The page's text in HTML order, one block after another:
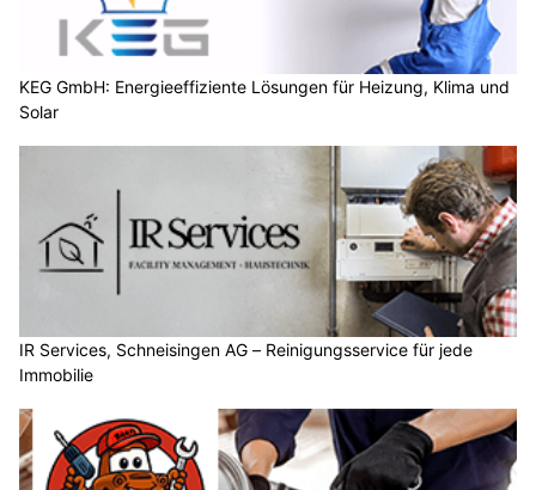
KEG GmbH: Energieeffiziente Lösungen für Heizung, Klima und
Solar
IR Services, Schneisingen AG – Reinigungsservice für jede
Immobilie